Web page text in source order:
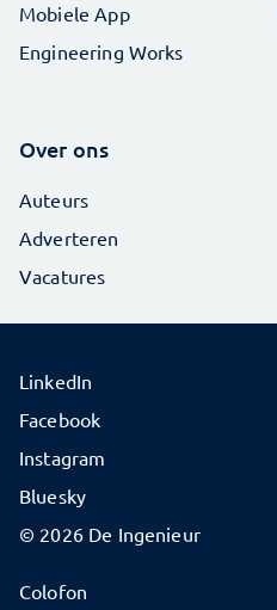
Mobiele App
Engineering Works
Over ons
Auteurs
Adverteren
Vacatures
© 2026 De Ingenieur
Colofon
LinkedIn
Facebook
Instagram
Bluesky